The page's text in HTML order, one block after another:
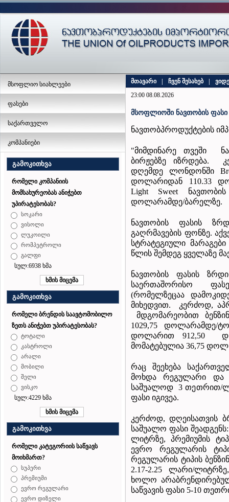
მსოფლიო სიახლეები
ფასები
საქართველო
კომპანიები
გამოკითხვა
რომელი კომპანიის
მომსახურეობას ანიჭებთ
უპირატესობას?
სოკარი
ვისოლი
ლუკოილი
რომპეტროლი
გალფი
სულ:6938 ხმა
გამოკითხვა
რომელი ბრენდის საავტომობილო
ზეთს ანიჭებთ უპირატესობას?
ტოტალი
კასტროლი
არალი
მობილი
შელი
ვისკო
სულ:4229 ხმა
გამოკითხვა
რომელი კატეგორიის საწვავს
მოიხმართ?
სუპერი
პრემიუმი
ევრო რეგულარი
ევრო დიზელი
მთავარი ჩვენ შესახებ
23:00 08.08.2026
მსოფლიოში ნავთობის ფასი
ნავთობპროდუქტების
"მიმდინარე თვეში
ბირჟებზე იზრდება.
დღემდე ლონდონში
დოლარიდან 110.33
Light Sweet
დოლარამდე/ბარელზე.
ნავთობის ფასის
გაღრმავების ფონზე.
სტრატეგიული
წლის შემდეგ ყველაზე
ნავთობის ფასის
საერთაშორისო
(რომელზეცაა
მიხედვით. კერძოდ,
მდგომარეობით
1029,75 დოლარამდე/
დოლარით 912,50
მომატებულია 36,75
რაც შეეხება
მოხდა რეგულარი და
საშუალოდ 3 თეთრით/
ფასი იგივეა.
კერძოდ, დღეისათვის
საშუალო ფასი
ლიტრზე, პრემიუმის
ევრო რეგულარის
რეგულარის ტიპის
2.17-2.25 ლარი/
ხოლო
საწვავის ფასი 5-10